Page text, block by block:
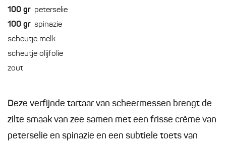
100 gr peterselie
100 gr spinazie
scheutje melk
scheutje olijfolie
zout
Deze verfijnde tartaar van scheermessen brengt de
zilte smaak van zee samen met een frisse crème van
peterselie en spinazie en een subtiele toets van